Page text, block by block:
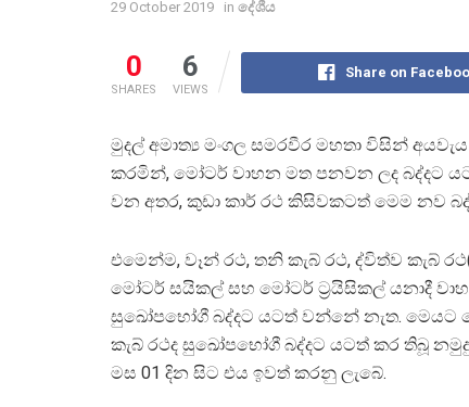
29 October 2019 in දේශීය
0
SHARES
6
VIEWS
Share on
මුදල් අමාත්‍ය මංගල සමරවීර මහතා විසින්
කරමින්, මෝටර් වාහන මත පනවන ලද බද්දට
වන අතර, කුඩා කාර් රථ කිසිවකටත් මෙම නව
එමෙන්ම, වෑන් රථ, තනි කැබ් රථ, ද්විත්ව කැබ්
මෝටර් සයිකල් සහ මෝටර් ට්‍රයිසිකල් යනාදී
සුඛෝපභෝගී බද්දට යටත් වන්නේ නැත. මෙයට
කැබ් රථද සුඛෝපභෝගී බද්දට යටත් කර තිබූ
මස 01 දින සිට එය ඉවත් කරනු ලැබේ.